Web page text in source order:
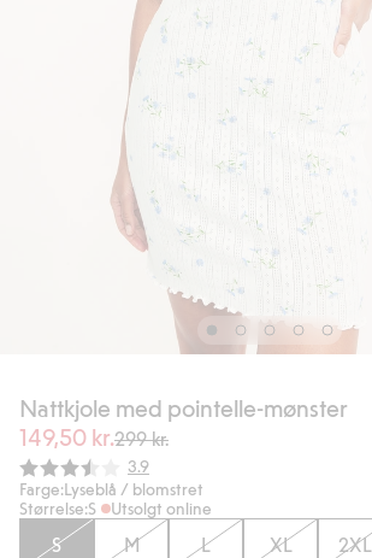
Nattkjole med pointelle-mønster
149,50 kr.299 kr.
Gjennomsnittskarakter:
3.9
Farge:Lyseblå / blomstret
Størrelse:S Utsolgt online
S M L XL 2XL